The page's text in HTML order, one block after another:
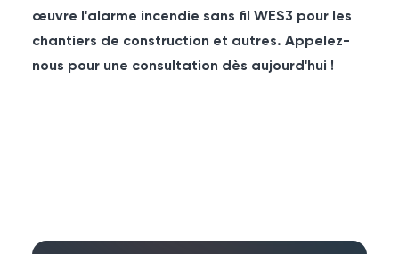
œuvre l'alarme incendie sans fil WES3 pour les
chantiers de construction et autres. Appelez-
nous pour une consultation dès aujourd'hui !